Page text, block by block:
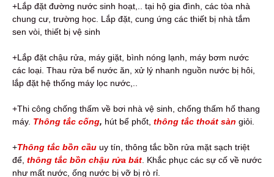
+Lắp đặt đường nước sinh hoạt,.. tại hộ gia đình, các tòa nhà
chung cư, trường học. Lắp đặt, cung ứng các thiết bị nhà tắm
sen vòi, thiết bị vệ sinh
+Lắp đặt chậu rửa, máy giặt, bình nóng lạnh, máy bơm nước
các loại. Thau rửa bể nước ăn, xử lý nhanh nguồn nước bị hôi,
lắp đặt hệ thống máy lọc nước,..
+Thi công chống thấm về bơi nhà vệ sinh, chống thấm hố thang
máy. Thông tắc cống, hút bể phốt, thông tắc thoát sàn giỏi.
+Thông tắc bồn cầu uy tín, thông tắc bồn rửa mặt sạch triệt
để, thông tắc bồn chậu rửa bát . Khắc phục các sự cố về nước
như mất nước, ống nước bị vỡ bị rò rỉ.